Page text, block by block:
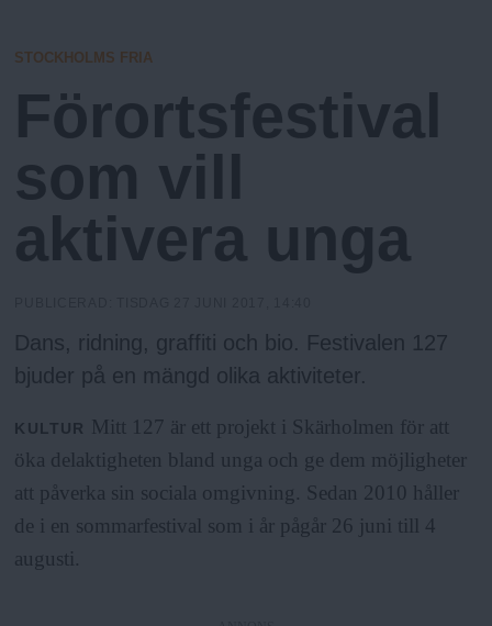
o
c
k
h
o
l
m
s
F
r
r
m
y
STOCKHOLMS FRIA
Förortsfestival
som vill
aktivera unga
Dans, ridning, graffiti och bio. Festivalen 127
bjuder på en mängd olika aktiviteter.
KULTUR
Mitt 127 är ett projekt i Skärholmen för att
öka delaktigheten bland unga och ge dem möjligheter
att påverka sin sociala omgivning. Sedan 2010 håller
de i en sommarfestival som i år pågår 26 juni till 4
augusti.